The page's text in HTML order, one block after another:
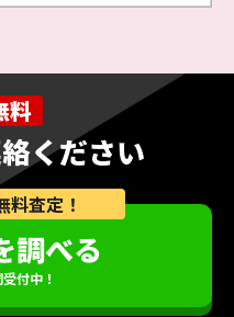
料
ください
料査定！
調べる
付中！